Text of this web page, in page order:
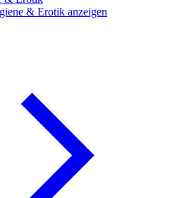
& Erotik anzeigen